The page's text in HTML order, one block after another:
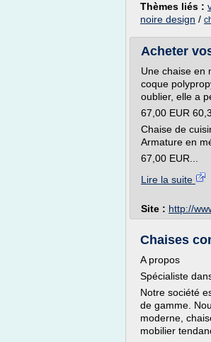
Thèmes liés :
noire design /
Acheter
Une chaise en
coque
oublier, elle a
67,00 EUR
Chaise de
Armature en
67,00 EUR...
Lire la suite
Site : http://
Chaises
A propos
Spécialiste
Notre société
de gamme.
moderne,
mobilier